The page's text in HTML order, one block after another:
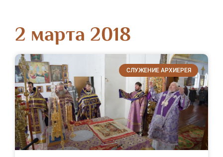
2 марта 2018
СЛУЖЕНИЕ АРХИЕРЕЯ